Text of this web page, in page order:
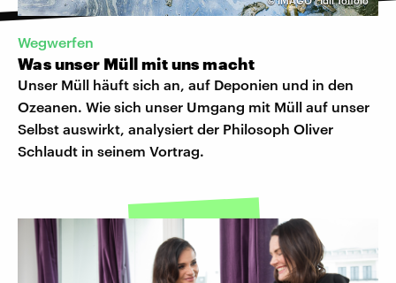
Wegwerfen
Was unser Müll mit uns macht
Unser Müll häuft sich an, auf Deponien und in den
Ozeanen. Wie sich unser Umgang mit Müll auf unser
Selbst auswirkt, analysiert der Philosoph Oliver
Schlaudt in seinem Vortrag.